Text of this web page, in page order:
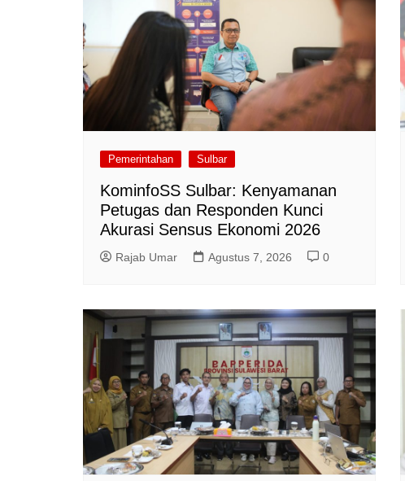
Pemerintahan Sulbar
KominfoSS Sulbar: Kenyamanan
Petugas dan Responden Kunci
Akurasi Sensus Ekonomi 2026
Rajab Umar Agustus 7, 2026 0